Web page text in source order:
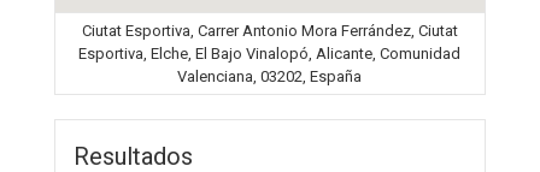
Ciutat Esportiva, Carrer Antonio Mora Ferrández, Ciutat
Esportiva, Elche, El Bajo Vinalopó, Alicante, Comunidad
Valenciana, 03202, España
Resultados